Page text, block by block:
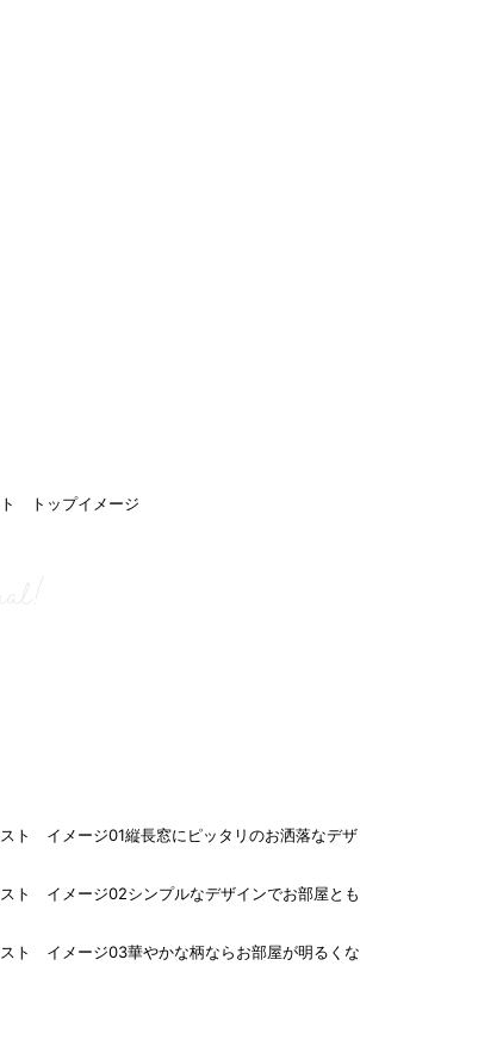
縦長窓にピッタリのお洒落なデザ
シンプルなデザインでお部屋とも
華やかな柄ならお部屋が明るくな